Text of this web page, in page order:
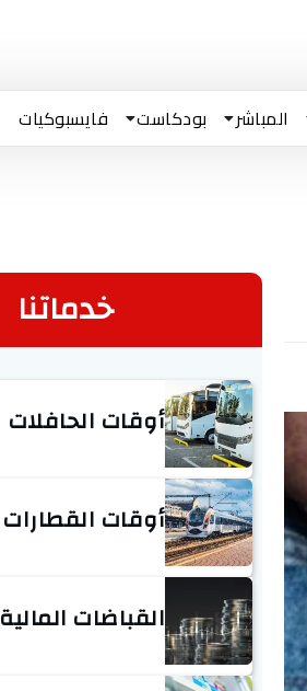
المباشر بودكاست فايسبوكيات
خدماتنا
أوقات الحافلات
أوقات القطارات
القباضات المالية